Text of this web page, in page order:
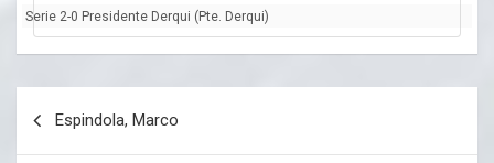
Serie 2-0 Presidente Derqui (Pte. Derqui)
Espindola, Marco